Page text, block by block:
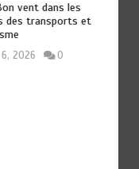
vent dans les
des transports et
2026 0